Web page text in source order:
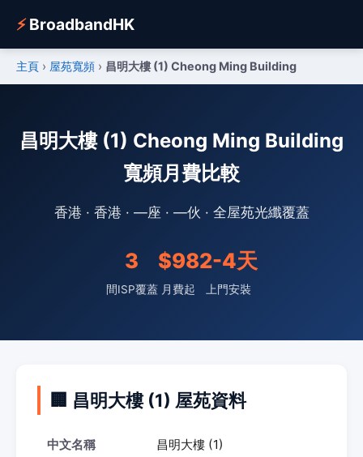
⚡BroadbandHK
主頁 › 屋苑寬頻 › 昌明大樓 (1) Cheong Ming Building
昌明大樓 (1) Cheong Ming Building
寬頻月費比較
香港 · 香港 · —座 · —伙 · 全屋苑光纖覆蓋
3
間ISP覆蓋
$98
月費起
2-4天
上門安裝
🏢 昌明大樓 (1) 屋苑資料
中文名稱 昌明大樓 (1)